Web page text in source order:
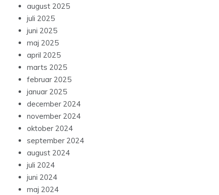
august 2025
juli 2025
juni 2025
maj 2025
april 2025
marts 2025
februar 2025
januar 2025
december 2024
november 2024
oktober 2024
september 2024
august 2024
juli 2024
juni 2024
maj 2024